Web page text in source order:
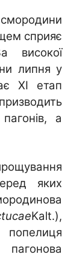
сприяє
високої
липня у
XI етап
а
яких
Kalt.),